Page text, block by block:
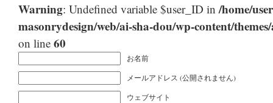
Warning: Undefined variable $user_ID in/home/
masonrydesign/web/ai-sha-dou/wp-content/
on line 60
お名前
メールアドレス (公開されません)
ウェブサイト